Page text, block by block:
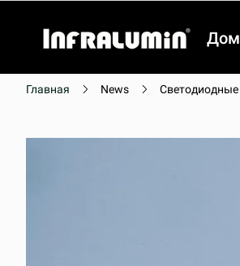
Дом
Главная News